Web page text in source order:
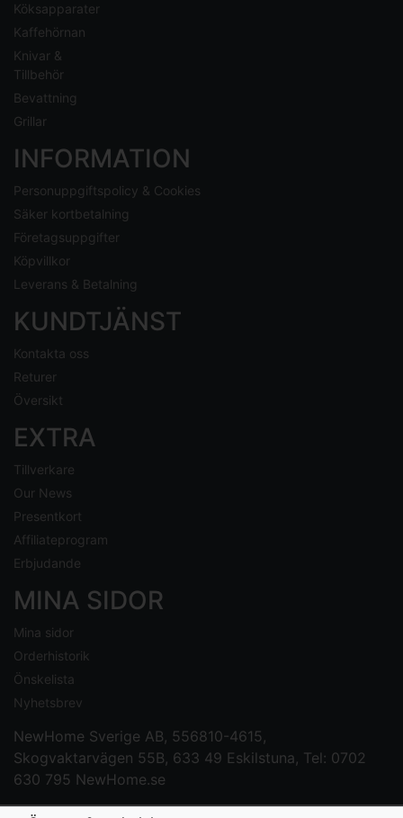
Köksapparater
Kaffehörnan
Knivar &
Tillbehör
Bevattning
Grillar
INFORMATION
Personuppgiftspolicy & Cookies
Säker kortbetalning
Företagsuppgifter
Köpvillkor
Leverans & Betalning
KUNDTJÄNST
Kontakta oss
Returer
Översikt
EXTRA
Tillverkare
Our News
Presentkort
Affiliateprogram
Erbjudande
MINA SIDOR
Mina sidor
Orderhistorik
Önskelista
Nyhetsbrev
NewHome Sverige AB, 556810-4615,
Skogvaktarvägen 55B, 633 49 Eskilstuna, Tel: 0702
630 795 NewHome.se